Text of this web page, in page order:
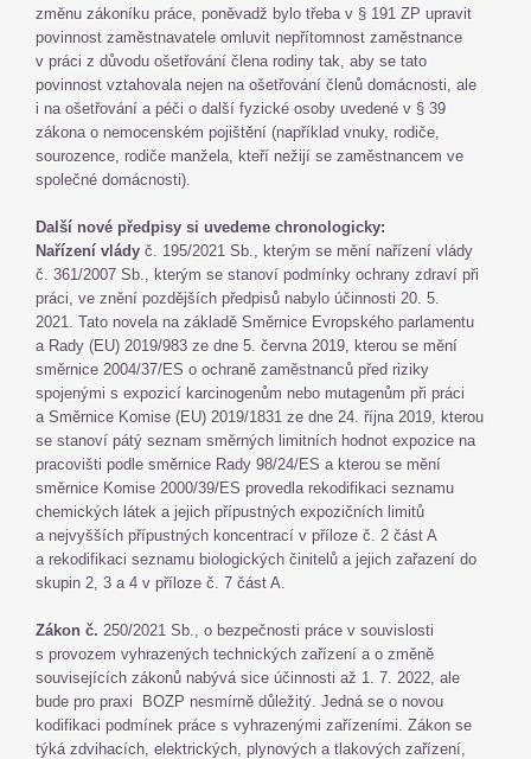
změnu zákoníku práce, poněvadž bylo třeba v § 191 ZP upravit
povinnost zaměstnavatele omluvit nepřítomnost zaměstnance
v práci z důvodu ošetřování člena rodiny tak, aby se tato
povinnost vztahovala nejen na ošetřování členů domácnosti, ale
i na ošetřování a péči o další fyzické osoby uvedené v § 39
zákona o nemocenském pojištění (například vnuky, rodiče,
sourozence, rodiče manžela, kteří nežijí se zaměstnancem ve
společné domácnosti).
Další nové předpisy si uvedeme chronologicky:
Nařízení vlády č. 195/2021 Sb., kterým se mění nařízení vlády
č. 361/2007 Sb., kterým se stanoví podmínky ochrany zdraví při
práci, ve znění pozdějších předpisů nabylo účinnosti 20. 5.
2021. Tato novela na základě Směrnice Evropského parlamentu
a Rady (EU) 2019/983 ze dne 5. června 2019, kterou se mění
směrnice 2004/37/ES o ochraně zaměstnanců před riziky
spojenými s expozicí karcinogenům nebo mutagenům při práci
a Směrnice Komise (EU) 2019/1831 ze dne 24. října 2019, kterou
se stanoví pátý seznam směrných limitních hodnot expozice na
pracovišti podle směrnice Rady 98/24/ES a kterou se mění
směrnice Komise 2000/39/ES provedla rekodifikaci seznamu
chemických látek a jejich přípustných expozičních limitů
a nejvyšších přípustných koncentrací v příloze č. 2 část A
a rekodifikaci seznamu biologických činitelů a jejich zařazení do
skupin 2, 3 a 4 v příloze č. 7 část A.
Zákon č. 250/2021 Sb., o bezpečnosti práce v souvislosti
s provozem vyhrazených technických zařízení a o změně
souvisejících zákonů nabývá sice účinnosti až 1. 7. 2022, ale
bude pro praxi BOZP nesmírně důležitý. Jedná se o novou
kodifikaci podmínek práce s vyhrazenými zařízeními. Zákon se
týká zdvihacích, elektrických, plynových a tlakových zařízení,